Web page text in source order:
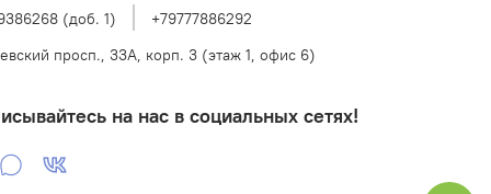
(доб. 1)
+79777886292
просп., 33А, корп. 3 (этаж 1, офис 6)
на нас в социальных сетях!